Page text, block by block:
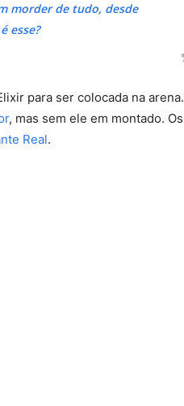
morder de tudo, desde
esse?
para ser colocada na arena.
, mas sem ele em montado. Os
Real.